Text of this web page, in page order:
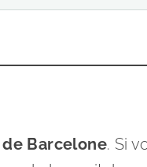
Barcelone. Si